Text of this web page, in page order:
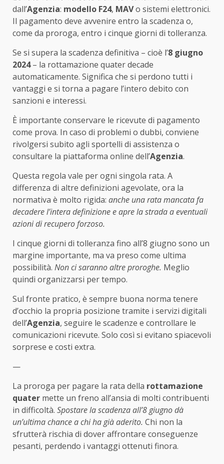
dall’Agenzia: modello F24, MAVo sistemi elettronici.
Il pagamento deve avvenire entro la scadenza o,
come da proroga, entro i cinque giorni di tolleranza.
Se si supera la scadenza definitiva – cioè l’8 giugno
2024– la rottamazione quater decade
automaticamente. Significa che si perdono tutti i
vantaggi e si torna a pagare l’intero debito con
sanzioni e interessi.
È importante conservare le ricevute di pagamento
come prova. In caso di problemi o dubbi, conviene
rivolgersi subito agli sportelli di assistenza o
consultare la piattaforma online dell’Agenzia.
Questa regola vale per ogni singola rata. A
differenza di altre definizioni agevolate, ora la
normativa è molto rigida: anche una rata mancata fa
decadere l’intera definizione e apre la strada a eventuali
azioni di recupero forzoso.
I cinque giorni di tolleranza fino all’8 giugno sono un
margine importante, ma va preso come ultima
possibilità. Non ci saranno altre proroghe. Meglio
quindi organizzarsi per tempo.
Sul fronte pratico, è sempre buona norma tenere
d’occhio la propria posizione tramite i servizi digitali
dell’Agenzia, seguire le scadenze e controllare le
comunicazioni ricevute. Solo così si evitano spiacevoli
sorprese e costi extra.
—
La proroga per pagare la rata della rottamazione
quater mette un freno all’ansia di molti contribuenti
in difficoltà. Spostare la scadenza all’8 giugno dà
un’ultima chance a chi ha già aderito. Chi non la
sfrutterà rischia di dover affrontare conseguenze
pesanti, perdendo i vantaggi ottenuti finora.